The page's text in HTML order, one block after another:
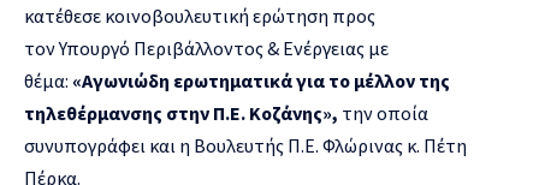
κατέθεσε κοινοβουλευτική ερώτηση προς
τον Υπουργό Περιβάλλοντος & Ενέργειας με
θέμα: «Αγωνιώδη ερωτηματικά για το μέλλον της
τηλεθέρμανσης στην Π.Ε. Κοζάνης», την οποία
συνυπογράφει και η Βουλευτής Π.Ε. Φλώρινας κ. Πέτη
Πέρκα.